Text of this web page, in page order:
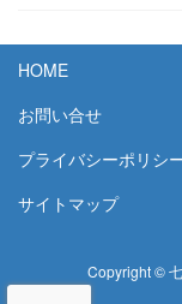
HOME
お問い合せ
プライバシーポリシ
サイトマップ
Copyright ©